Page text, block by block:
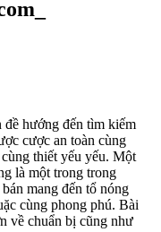
đề hướng đến tìm kiếm
cược an toàn cùng
thiết yếu yếu. Một
là một trong trong
mang đến tổ nóng
cùng phong phú. Bài
về chuẩn bị cũng như